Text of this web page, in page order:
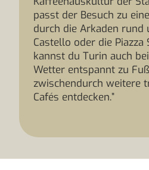
passt der Besuch zu
durch die Arkaden rund
Castello oder die Piazza
kannst du Turin auch
Wetter entspannt zu
zwischendurch weitere
Cafés entdecken.”